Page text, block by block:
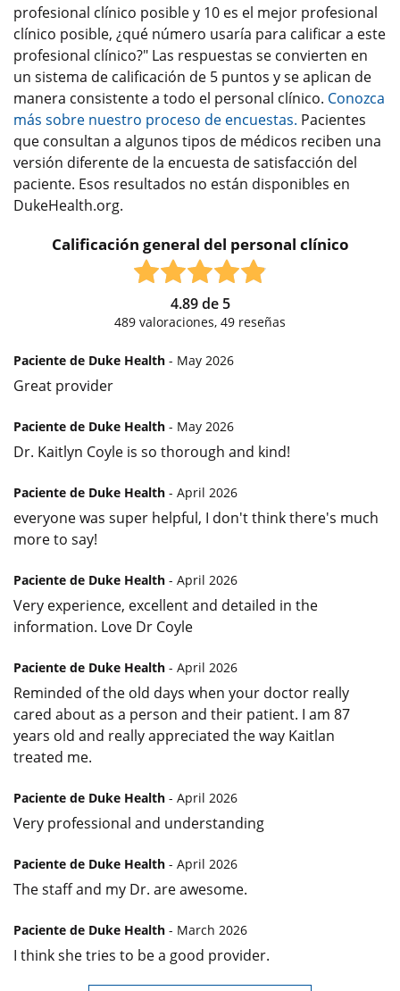
profesional clínico posible y 10 es el mejor profesional
clínico posible, ¿qué número usaría para calificar a este
profesional clínico?" Las respuestas se convierten en
un sistema de calificación de 5 puntos y se aplican de
manera consistente a todo el personal clínico. Conozca
más sobre nuestro proceso de encuestas. Pacientes
que consultan a algunos tipos de médicos reciben una
versión diferente de la encuesta de satisfacción del
paciente. Esos resultados no están disponibles en
DukeHealth.org.
Calificación general del personal clínico
4.89de 5
489 valoraciones, 49 reseñas
Paciente de Duke Health - May 2026
Great provider
Paciente de Duke Health - May 2026
Dr. Kaitlyn Coyle is so thorough and kind!
Paciente de Duke Health - April 2026
everyone was super helpful, I don't think there's much
more to say!
Paciente de Duke Health - April 2026
Very experience, excellent and detailed in the
information. Love Dr Coyle
Paciente de Duke Health - April 2026
Reminded of the old days when your doctor really
cared about as a person and their patient. I am 87
years old and really appreciated the way Kaitlan
treated me.
Paciente de Duke Health - April 2026
Very professional and understanding
Paciente de Duke Health - April 2026
The staff and my Dr. are awesome.
Paciente de Duke Health - March 2026
I think she tries to be a good provider.